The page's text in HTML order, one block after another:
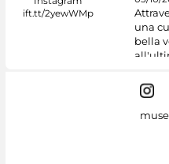
una
bella